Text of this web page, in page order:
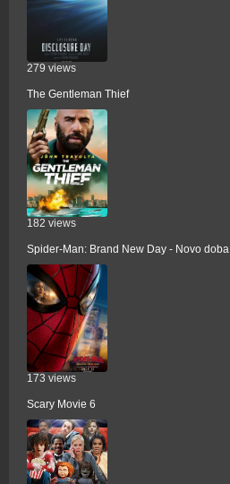
279 views
The Gentleman Thief
182 views
Spider-Man: Brand New Day - Novo doba
173 views
Scary Movie 6